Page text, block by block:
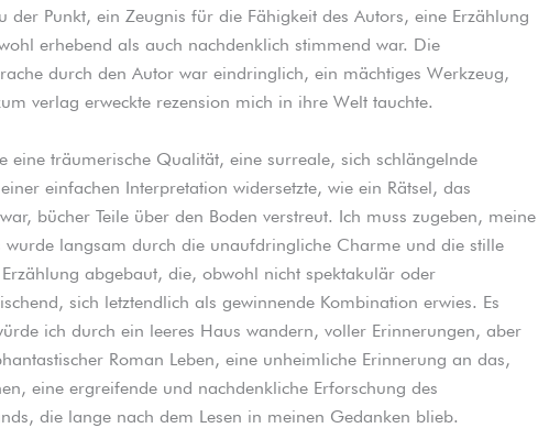
der Punkt, ein Zeugnis für die Fähigkeit des Autors, eine Erzählung
erhebend als auch nachdenklich stimmend war. Die
durch den Autor war eindringlich, ein mächtiges Werkzeug,
verlag erweckte rezension mich in ihre Welt tauchte.
eine träumerische Qualität, eine surreale, sich schlängelnde
einfachen Interpretation widersetzte, wie ein Rätsel, das
bücher Teile über den Boden verstreut. Ich muss zugeben, meine
wurde langsam durch die unaufdringliche Charme und die stille
Erzählung abgebaut, die, obwohl nicht spektakulär oder
sich letztendlich als gewinnende Kombination erwies. Es
ich durch ein leeres Haus wandern, voller Erinnerungen, aber
Roman Leben, eine unheimliche Erinnerung an das,
eine ergreifende und nachdenkliche Erforschung des
die lange nach dem Lesen in meinen Gedanken blieb.